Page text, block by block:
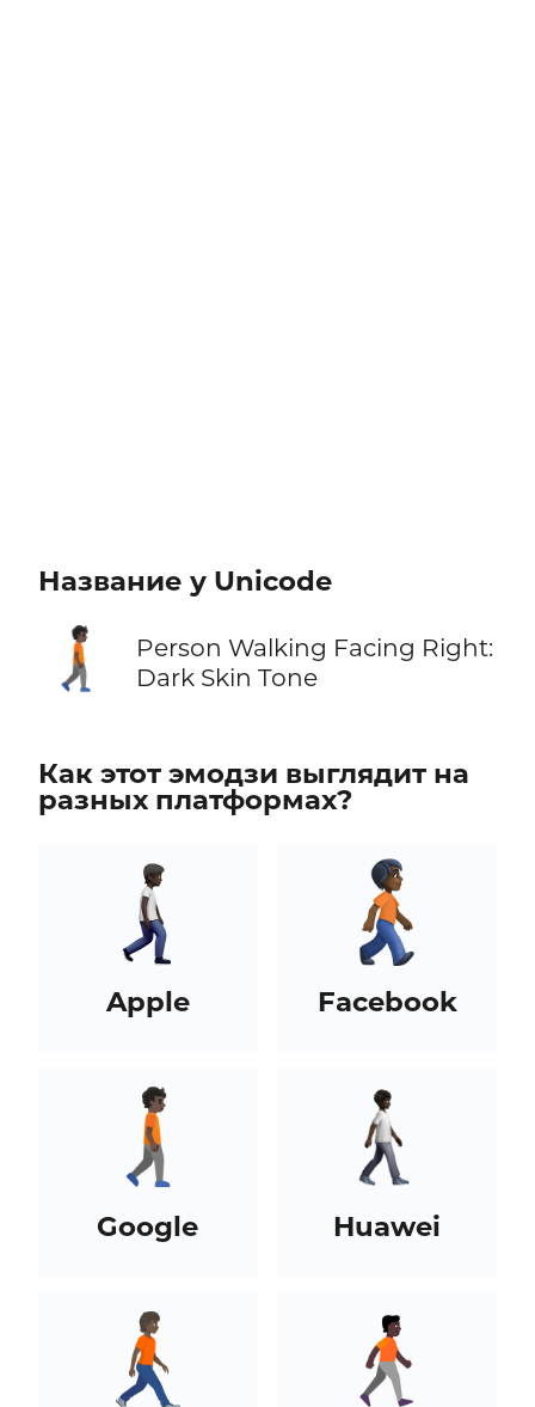
Название у Unicode
🚶🏿‍➡️
Person Walking Facing Right:
Dark Skin Tone
Как этот эмодзи выглядит на
разных платформах?
Apple Facebook
Google Huawei